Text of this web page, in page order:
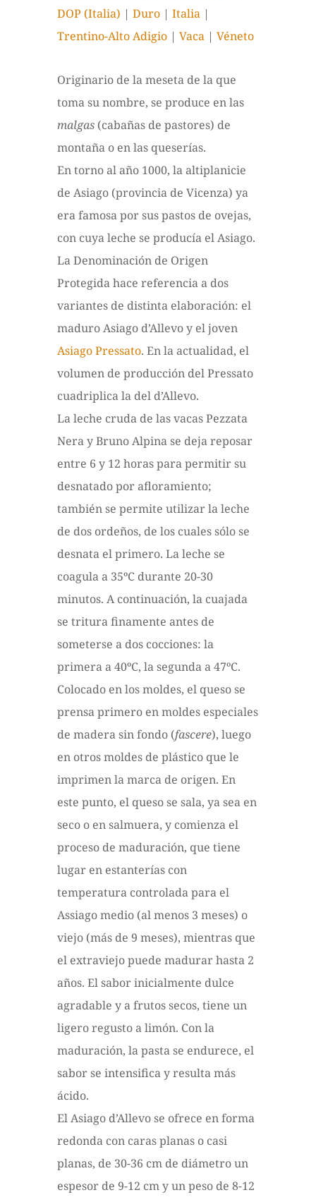
DOP (Italia) | Duro| Italia|
Trentino-Alto Adigio| Vaca| Véneto
Originario de la meseta de la que
toma su nombre, se produce en las
malgas(cabañas de pastores) de
montaña o en las queserías.
En torno al año 1000, la altiplanicie
de Asiago (provincia de Vicenza) ya
era famosa por sus pastos de ovejas,
con cuya leche se producía el Asiago.
La Denominación de Origen
Protegida hace referencia a dos
variantes de distinta elaboración: el
maduro Asiago d’Allevo y el joven
Asiago Pressato. En la actualidad, el
volumen de producción del Pressato
cuadriplica la del d’Allevo.
La leche cruda de las vacas Pezzata
Nera y Bruno Alpina se deja reposar
entre 6 y 12 horas para permitir su
desnatado por afloramiento;
también se permite utilizar la leche
de dos ordeños, de los cuales sólo se
desnata el primero. La leche se
coagula a 35ºC durante 20-30
minutos. A continuación, la cuajada
se tritura finamente antes de
someterse a dos cocciones: la
primera a 40ºC, la segunda a 47ºC.
Colocado en los moldes, el queso se
prensa primero en moldes especiales
de madera sin fondo (fascere), luego
en otros moldes de plástico que le
imprimen la marca de origen. En
este punto, el queso se sala, ya sea en
seco o en salmuera, y comienza el
proceso de maduración, que tiene
lugar en estanterías con
temperatura controlada para el
Assiago medio (al menos 3 meses) o
viejo (más de 9 meses), mientras que
el extraviejo puede madurar hasta 2
años. El sabor inicialmente dulce
agradable y a frutos secos, tiene un
ligero regusto a limón. Con la
maduración, la pasta se endurece, el
sabor se intensifica y resulta más
ácido.
El Asiago d’Allevo se ofrece en forma
redonda con caras planas o casi
planas, de 30-36 cm de diámetro un
espesor de 9-12 cm y un peso de 8-12